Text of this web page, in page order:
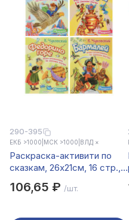
290-395
ЕКБ >1000 МСК >1000 ВЛД ×
Раскраска-активити по
сказкам, 26х21см, 16 стр.,
106,65 ₽ /шт.